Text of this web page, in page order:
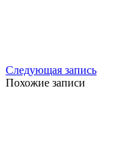
Следующая запись
Похожие записи